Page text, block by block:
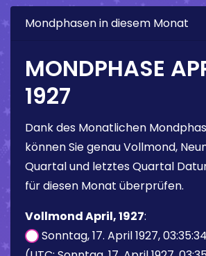
Mondphasen in diesem Monat
MONDPHASE
1927
Dank des Monatlichen
können Sie genau Vollmond,
Quartal und letztes Quartal
für diesen Monat überprüfen.
Vollmond April, 1927:
Sonntag, 17. April 1927,